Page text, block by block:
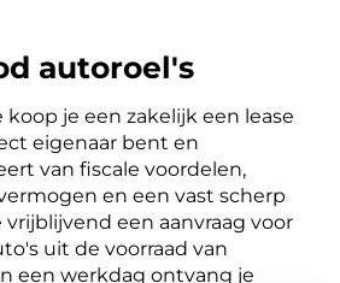
autoroel's
koop je een zakelijk een lease
eigenaar bent en
van fiscale voordelen,
en een vast scherp
een aanvraag voor
uit de voorraad van
een werkdag ontvang je